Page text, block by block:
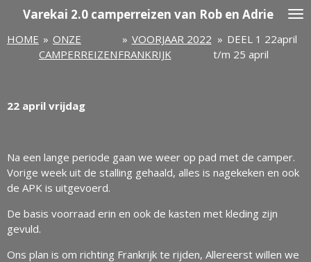
naar
Varekai 2.0 camperreizen van Rob en Adrie
HOME » ONZE
CAMPERREIZEN
» VOORJAAR 2022
FRANKRIJK
» DEEL 1 22april
t/m 25 april
22 april vrijdag
Na een lange periode gaan we weer op pad met de camper.
Vorige week uit de stalling gehaald, alles is nagekeken en ook
de APK is uitgevoerd.
De basis voorraad erin en ook de kasten met kleding zijn
gevuld.
Ons plan is om richting Frankrijk te rijden, Allereerst willen we